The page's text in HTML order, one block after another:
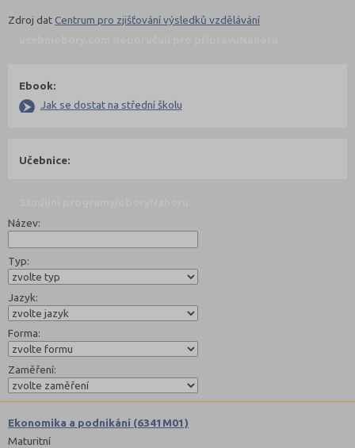
Zdroj datCentrum pro zjišťování výsledků vzdělávání
Ebook:
Jak se dostat na střední školu
Učebnice:
Název:
Typ:
Jazyk:
Forma:
Zaměření:
Ekonomika a podnikání (6341M01)
Maturitní